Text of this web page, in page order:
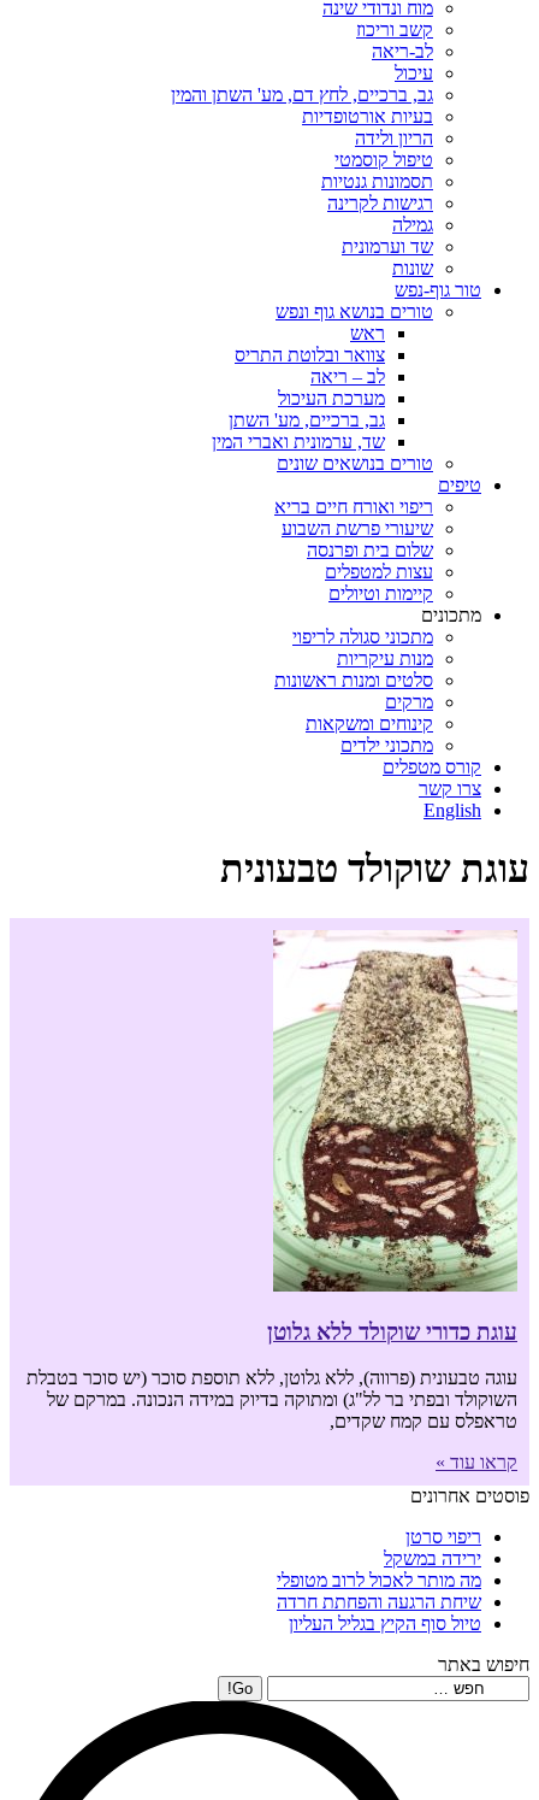
מוח ונדודי שינה
קשב וריכוז
לב-ריאה
עיכול
גב, ברכיים, לחץ דם, מע' השתן והמין
בעיות אורטופדיות
הריון ולידה
טיפול קוסמטי
תסמונות גנטיות
רגישות לקרינה
גמילה
שד וערמונית
שונות
טור גוף-נפש
טורים בנושא גוף ונפש
ראש
צוואר ובלוטת התריס
לב – ריאה
מערכת העיכול
גב, ברכיים, מע' השתן
שד, ערמונית ואברי המין
טורים בנושאים שונים
טיפים
ריפוי ואורח חיים בריא
שיעורי פרשת השבוע
שלום בית ופרנסה
עצות למטפלים
קיימות וטיולים
מתכונים
מתכוני סגולה לריפוי
מנות עיקריות
סלטים ומנות ראשונות
מרקים
קינוחים ומשקאות
מתכוני ילדים
קורס מטפלים
צרו קשר
English
עוגת שוקולד טבעונית
עוגת כדורי שוקולד ללא גלוטן
עוגה טבעונית (פרווה), ללא גלוטן, ללא תוספת סוכר (יש סוכר בטבלת
השוקולד ובפתי בר לל"ג) ומתוקה בדיוק במידה הנכונה. במרקם של
טראפלס עם קמח שקדים,
קראו עוד »
פוסטים אחרונים
ריפוי סרטן
ירידה במשקל
מה מותר לאכול לרוב מטופלי
שיחת הרגעה והפחתת חרדה
טיול סוף הקיץ בגליל העליון
חיפוש באתר
Search: